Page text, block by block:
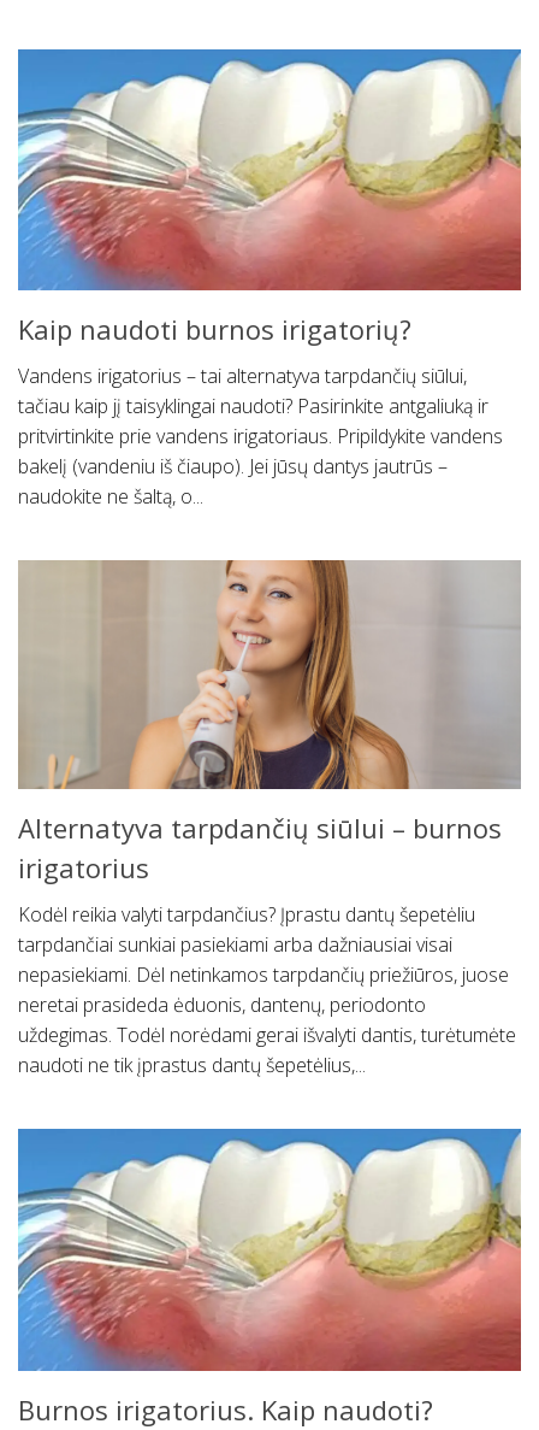
Kaip naudoti burnos irigatorių?
Vandens irigatorius – tai alternatyva tarpdančių siūlui,
tačiau kaip jį taisyklingai naudoti? Pasirinkite antgaliuką ir
pritvirtinkite prie vandens irigatoriaus. Pripildykite vandens
bakelį (vandeniu iš čiaupo). Jei jūsų dantys jautrūs –
naudokite ne šaltą, o...
Alternatyva tarpdančių siūlui – burnos
irigatorius
Kodėl reikia valyti tarpdančius? Įprastu dantų šepetėliu
tarpdančiai sunkiai pasiekiami arba dažniausiai visai
nepasiekiami. Dėl netinkamos tarpdančių priežiūros, juose
neretai prasideda ėduonis, dantenų, periodonto
uždegimas. Todėl norėdami gerai išvalyti dantis, turėtumėte
naudoti ne tik įprastus dantų šepetėlius,...
Burnos irigatorius. Kaip naudoti?